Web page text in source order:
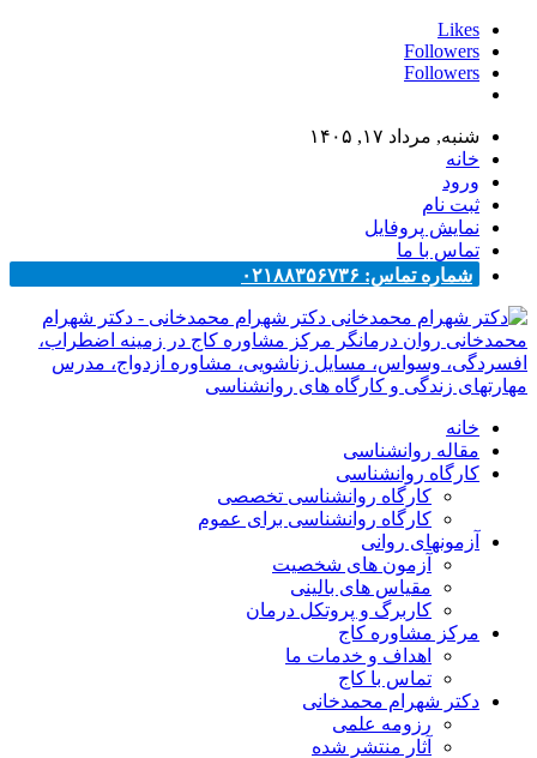
Likes
Followers
Followers
شنبه, مرداد ۱۷, ۱۴۰۵
خانه
ورود
ثبت نام
نمایش پروفایل
تماس با ما
شماره تماس: ۰۲۱۸۸۳۵۶۷۳۶
دکتر شهرام محمدخانی - دکتر شهرام
محمدخانی روان درمانگر مرکز مشاوره کاج در زمینه اضطراب،
افسردگی، وسواس، مسایل زناشویی، مشاوره ازدواج، مدرس
مهارتهای زندگی و کارگاه های روانشناسی
خانه
مقاله روانشناسی
کارگاه روانشناسی
کارگاه روانشناسی تخصصی
کارگاه روانشناسی برای عموم
آزمونهای روانی
آزمون های شخصیت
مقیاس های بالینی
کاربرگ و پروتکل درمان
مرکز مشاوره کاج
اهداف و خدمات ما
تماس با کاج
دکتر شهرام محمدخانی
رزومه علمی
آثار منتشر شده